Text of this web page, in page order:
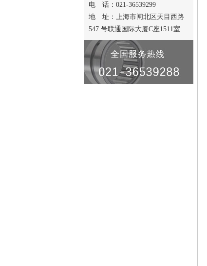
电 话：021-36539299
地 址：上海市闸北区天目西路
547 号联通国际大厦C座1511室